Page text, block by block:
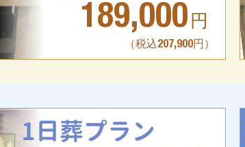
189,000 円
（税込207,900円）
1日葬プラン